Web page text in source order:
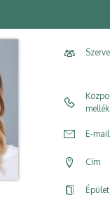
mellék
E-mail
Cím